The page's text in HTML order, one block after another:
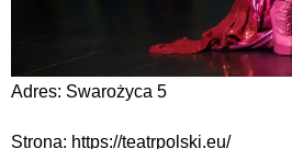
Adres: Swarożyca 5
Strona: https://teatrpolski.eu/